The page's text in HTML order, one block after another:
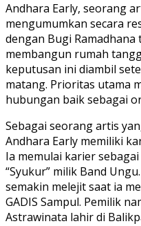
Andhara Early, seorang
mengumumkan secara
dengan Bugi
membangun rumah
keputusan ini diambil
matang. Prioritas utama
hubungan baik sebagai
Sebagai seorang artis
Andhara Early memiliki
Ia memulai karier
“Syukur” milik Band
semakin melejit saat ia
GADIS Sampul. Pemilik
Astrawinata lahir di